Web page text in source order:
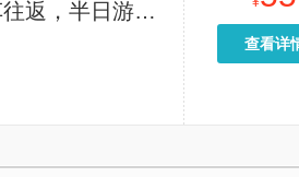
返，半日游、
选择】
查看详